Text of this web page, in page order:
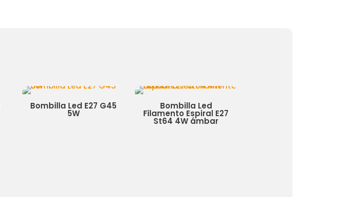
Bombilla Led E27 G45
5W
Bombilla Led
Filamento Espiral E27
St64 4W ámbar